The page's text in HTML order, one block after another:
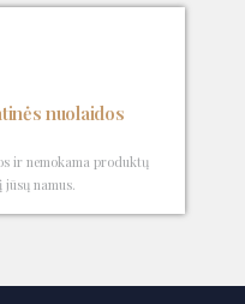
nuolaidos
ir nemokama produktų
namus.